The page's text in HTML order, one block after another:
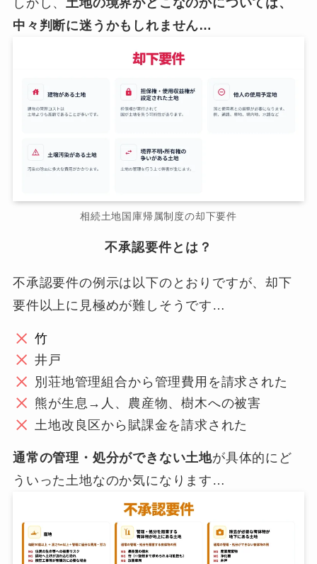
しかし、土地の境界がどこなのかについては、
中々判断に迷うかもしれません…
相続土地国庫帰属制度の却下要件
不承認要件とは？
不承認要件の例示は以下のとおりですが、却下
要件以上に見極めが難しそうです…
竹
井戸
別荘地管理組合から管理費用を請求された
熊が生息→人、農産物、樹木への被害
土地改良区から賦課金を請求された
通常の管理・処分ができない土地が具体的にど
ういった土地なのか気になります…